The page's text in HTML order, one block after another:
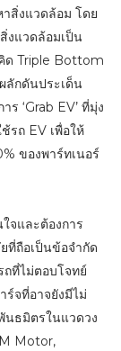
สิ่งแวดล้อม โดย
งแวดล้อมเป็น
ด Triple Bottom
ลักดันประเด็น
‘Grab EV’ ที่มุ่ง
รถ EV เพื่อให้
ของพาร์ทเนอร์
จและต้องการ
ที่ถือเป็นข้อจำกัด
ที่ไม่ตอบโจทย์
ร์จที่อาจยังมีไม่
นธมิตรในแวดวง
Motor,